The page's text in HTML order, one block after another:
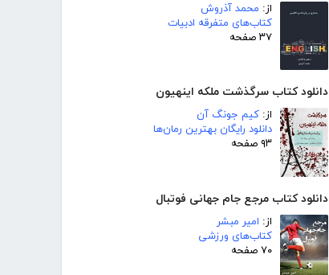
از: محمد آذروش
کتاب‌های متفرقه ادبیات
۳۷ صفحه
دانلود کتاب سرگذشت ملکه اینهیون
از: کیم جونگ آن
دانلود رایگان بهترین رمان‌ها
۹۳ صفحه
دانلود کتاب مرجع جام جهانی فوتبال
از: امیر مبشر
کتاب‌های ورزشی
۷۰ صفحه